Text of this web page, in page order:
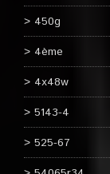
450g
4ème
4x48w
5143-4
525-67